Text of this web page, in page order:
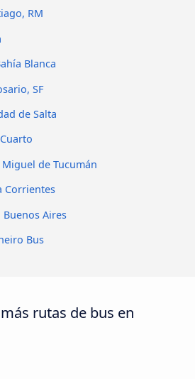
RM
Blanca
SF
de Salta
de Tucumán
Corrientes
Buenos Aires
Bus
rutas de bus en